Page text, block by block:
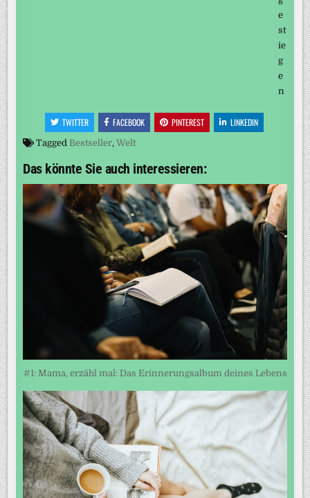
TWITTER FACEBOOK PINTEREST LINKEDIN
Tagged Bestseller,Welt
Das könnte Sie auch interessieren:
#1: Mama, erzähl mal: Das Erinnerungsalbum deines Lebens